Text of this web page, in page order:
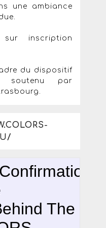
une ambiance
sur inscription
du dispositif
soutenu par